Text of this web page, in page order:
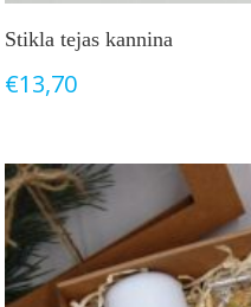
Stikla tejas kannina
€13,70